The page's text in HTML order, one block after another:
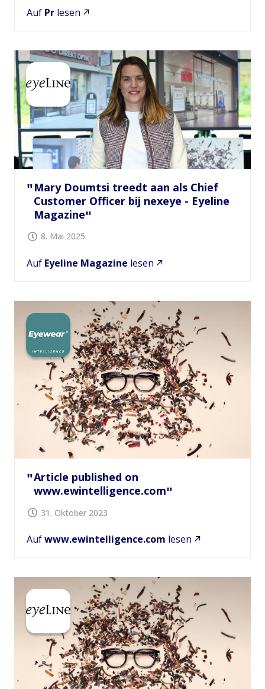
Auf Pr lesen
Mary Doumtsi treedt aan als Chief
Customer Officer bij nexeye - Eyeline
Magazine
8. Mai 2025
Auf Eyeline Magazine lesen
Article published on
www.ewintelligence.com
31. Oktober 2023
Aufwww.ewintelligence.com lesen